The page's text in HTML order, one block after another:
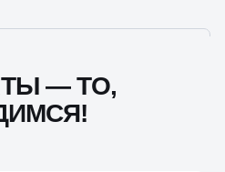
— ТО,